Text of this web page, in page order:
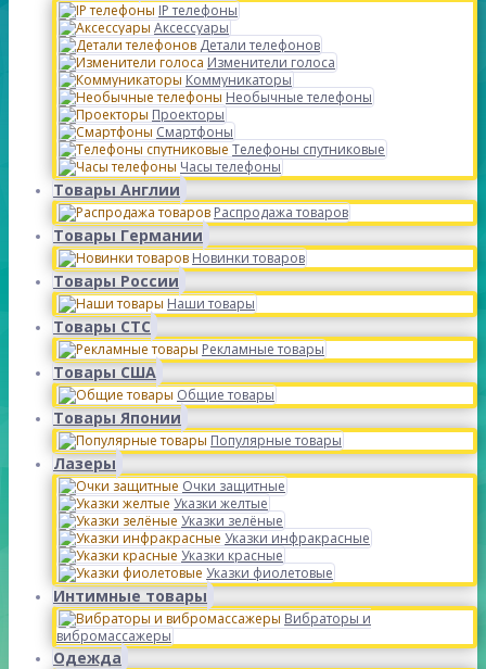
IP телефоны
Аксессуары
Детали телефонов
Изменители голоса
Коммуникаторы
Необычные телефоны
Проекторы
Смартфоны
Телефоны спутниковые
Часы телефоны
Товары Англии
Распродажа товаров
Товары Германии
Новинки товаров
Товары России
Наши товары
Товары СТС
Рекламные товары
Товары США
Общие товары
Товары Японии
Популярные товары
Лазеры
Очки защитные
Указки желтые
Указки зелёные
Указки инфракрасные
Указки красные
Указки фиолетовые
Интимные товары
Вибраторы и
вибромассажеры
Одежда